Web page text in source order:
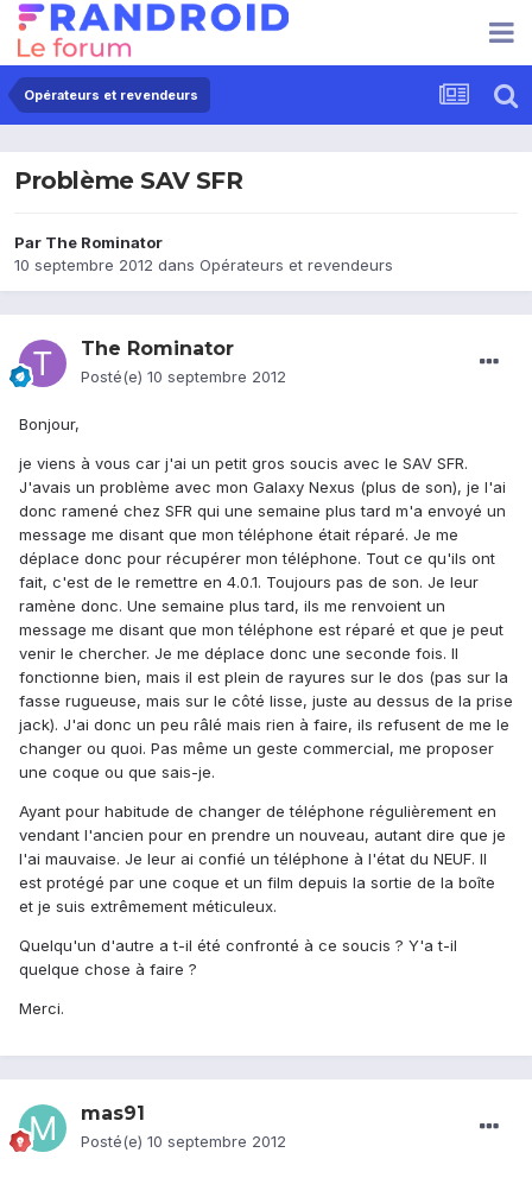
Opérateurs et revendeurs
Problème SAV SFR
Par The Rominator
10 septembre 2012 dans Opérateurs et revendeurs
The Rominator
Posté(e) 10 septembre 2012
Bonjour,
je viens à vous car j'ai un petit gros soucis avec le SAV SFR.
J'avais un problème avec mon Galaxy Nexus (plus de son), je l'ai
donc ramené chez SFR qui une semaine plus tard m'a envoyé un
message me disant que mon téléphone était réparé. Je me
déplace donc pour récupérer mon téléphone. Tout ce qu'ils ont
fait, c'est de le remettre en 4.0.1. Toujours pas de son. Je leur
ramène donc. Une semaine plus tard, ils me renvoient un
message me disant que mon téléphone est réparé et que je peut
venir le chercher. Je me déplace donc une seconde fois. Il
fonctionne bien, mais il est plein de rayures sur le dos (pas sur la
fasse rugueuse, mais sur le côté lisse, juste au dessus de la prise
jack). J'ai donc un peu râlé mais rien à faire, ils refusent de me le
changer ou quoi. Pas même un geste commercial, me proposer
une coque ou que sais-je.
Ayant pour habitude de changer de téléphone régulièrement en
vendant l'ancien pour en prendre un nouveau, autant dire que je
l'ai mauvaise. Je leur ai confié un téléphone à l'état du NEUF. Il
est protégé par une coque et un film depuis la sortie de la boîte
et je suis extrêmement méticuleux.
Quelqu'un d'autre a t-il été confronté à ce soucis ? Y'a t-il
quelque chose à faire ?
Merci.
mas91
Posté(e) 10 septembre 2012